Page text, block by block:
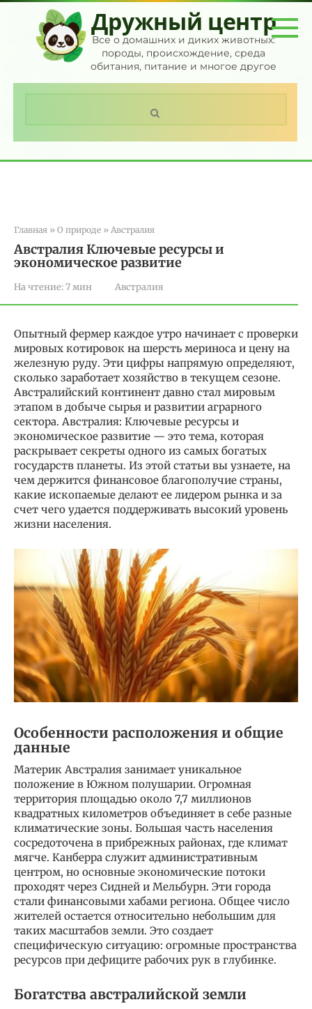
Перейти
контенту
Дружный центр
Все о домашних и диких животных:
породы, происхождение, среда
обитания, питание и многое другое
Главная » О природе » Австралия
Австралия Ключевые ресурсы и
экономическое развитие
На чтение:7 мин Австралия
Опытный фермер каждое утро начинает с проверки
мировых котировок на шерсть мериноса и цену на
железную руду. Эти цифры напрямую определяют,
сколько заработает хозяйство в текущем сезоне.
Австралийский континент давно стал мировым
этапом в добыче сырья и развитии аграрного
сектора. Австралия: Ключевые ресурсы и
экономическое развитие — это тема, которая
раскрывает секреты одного из самых богатых
государств планеты. Из этой статьи вы узнаете, на
чем держится финансовое благополучие страны,
какие ископаемые делают ее лидером рынка и за
счет чего удается поддерживать высокий уровень
жизни населения.
Особенности расположения и общие
данные
Материк Австралия занимает уникальное
положение в Южном полушарии. Огромная
территория площадью около 7,7 миллионов
квадратных километров объединяет в себе разные
климатические зоны. Большая часть населения
сосредоточена в прибрежных районах, где климат
мягче. Канберра служит административным
центром, но основные экономические потоки
проходят через Сидней и Мельбурн. Эти города
стали финансовыми хабами региона. Общее число
жителей остается относительно небольшим для
таких масштабов земли. Это создает
специфическую ситуацию: огромные пространства
ресурсов при дефиците рабочих рук в глубинке.
Богатства австралийской земли